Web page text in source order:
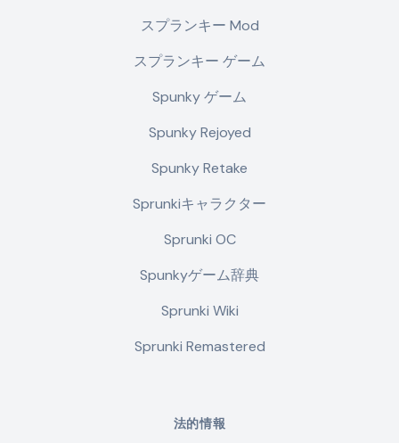
スプランキー Mod
スプランキー ゲーム
Spunky ゲーム
Spunky Rejoyed
Spunky Retake
Sprunkiキャラクター
Sprunki OC
Spunkyゲーム辞典
Sprunki Wiki
Sprunki Remastered
法的情報